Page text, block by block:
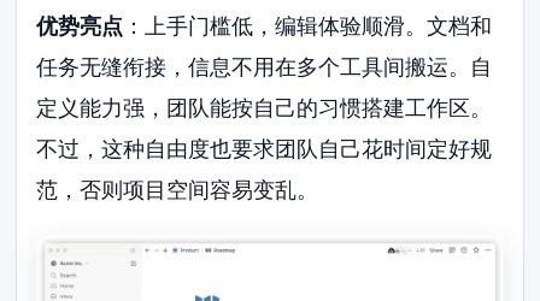
优势亮点 ：上手门槛低，编辑体验顺滑。文档和
任务无缝衔接，信息不用在多个工具间搬运。自
定义能力强，团队能按自己的习惯搭建工作区。
不过，这种自由度也要求团队自己花时间定好规
范，否则项目空间容易变乱。